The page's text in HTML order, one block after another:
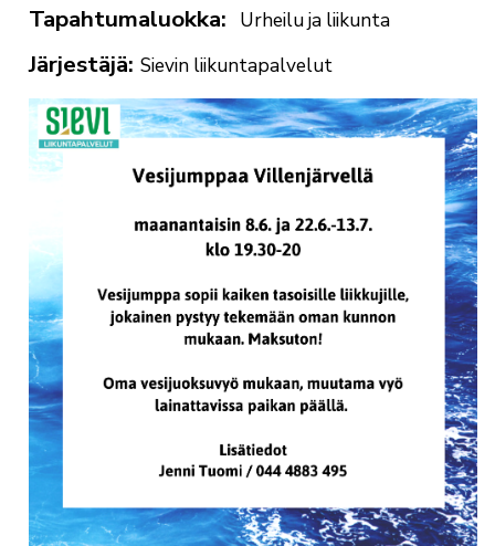
Tapahtumaluokka Urheilu ja liikunta
Järjestäjä Sievin liikuntapalvelut